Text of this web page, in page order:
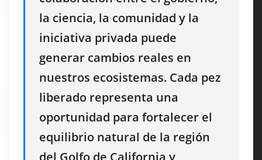
la ciencia, la comunidad y la
iniciativa privada puede
generar cambios reales en
nuestros ecosistemas. Cada pez
liberado representa una
oportunidad para fortalecer el
equilibrio natural de la región
del Golfo de California y